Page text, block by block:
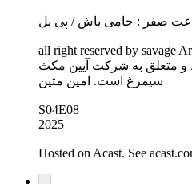
صفر : حامی باش / پی پل
all right reserved by savage
و متعلق به شرکت آیین مکث
سیمرغ است. امین متین
S04E08
2025
Hosted on Acast. See